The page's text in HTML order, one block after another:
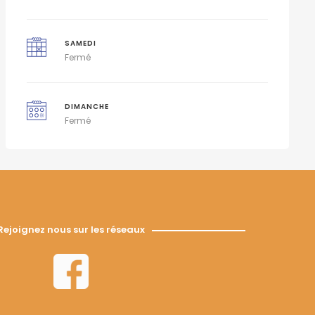
SAMEDI
Fermé
DIMANCHE
Fermé
nous sur les réseaux